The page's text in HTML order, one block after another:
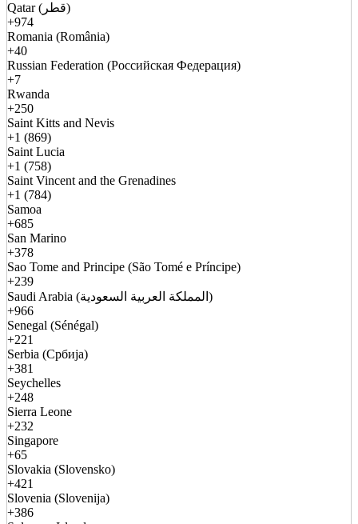
Qatar (قطر)
+974
Romania (România)
+40
Russian Federation (Российская Федерация)
+7
Rwanda
+250
Saint Kitts and Nevis
+1 (869)
Saint Lucia
+1 (758)
Saint Vincent and the Grenadines
+1 (784)
Samoa
+685
San Marino
+378
Sao Tome and Principe (São Tomé e Príncipe)
+239
Saudi Arabia (المملكة العربية السعودية)
+966
Senegal (Sénégal)
+221
Serbia (Србија)
+381
Seychelles
+248
Sierra Leone
+232
Singapore
+65
Slovakia (Slovensko)
+421
Slovenia (Slovenija)
+386